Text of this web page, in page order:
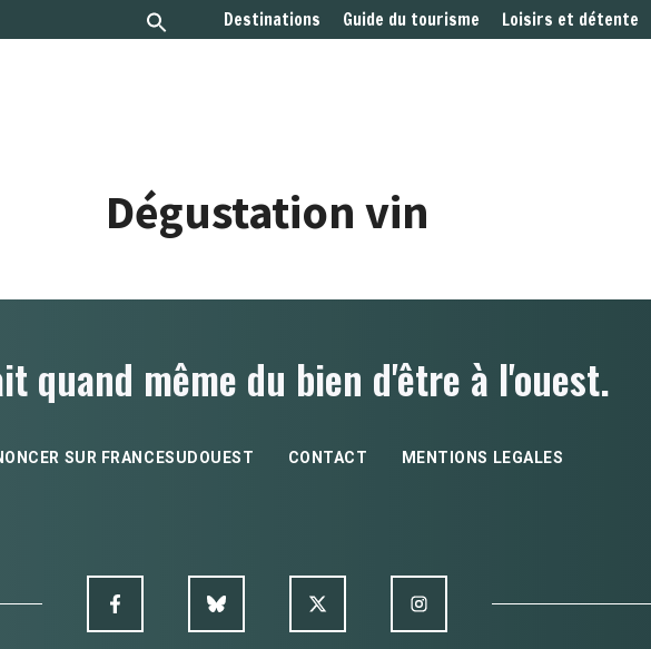
Destinations Guide du tourisme Loisirs et détente
Dégustation vin
quand même du bien d'être à l'ouest.
SUR FRANCESUDOUEST CONTACT MENTIONS LEGALES